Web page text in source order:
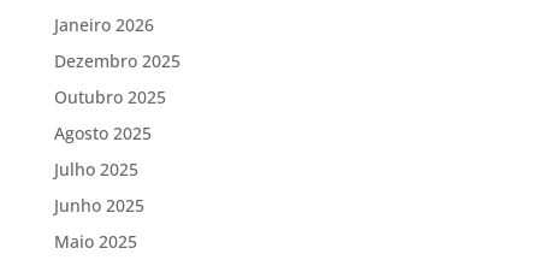
Janeiro 2026
Dezembro 2025
Outubro 2025
Agosto 2025
Julho 2025
Junho 2025
Maio 2025